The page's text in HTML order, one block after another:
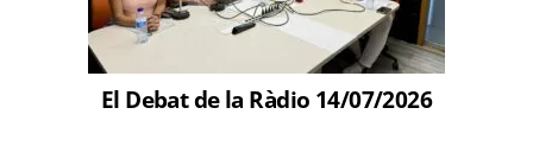
El Debat de la Ràdio 14/07/2026